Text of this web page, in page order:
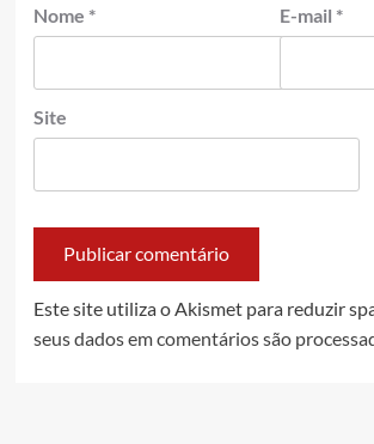
Nome * E-mail *
Site
Este site utiliza o Akismet para reduzir
seus dados em comentários são